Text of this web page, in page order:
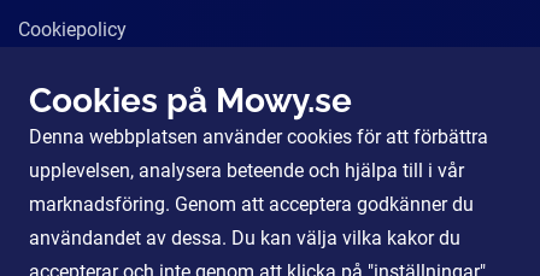
Cookiepolicy
Våra tjänster
För Partners
Cookies på Mowy.se
Denna webbplatsen använder cookies för att förbättra
upplevelsen, analysera beteende och hjälpa till i vår
marknadsföring. Genom att acceptera godkänner du
användandet av dessa. Du kan välja vilka kakor du